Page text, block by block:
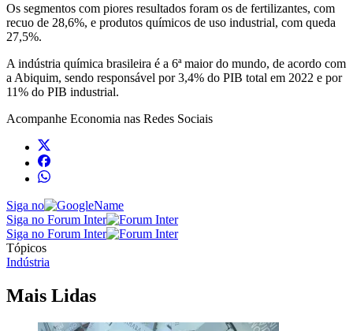
Os segmentos com piores resultados foram os de fertilizantes, com
recuo de 28,6%, e produtos químicos de uso industrial, com queda
27,5%.
A indústria química brasileira é a 6ª maior do mundo, de acordo com
a Abiquim, sendo responsável por 3,4% do PIB total em 2022 e por
11% do PIB industrial.
Acompanhe Economia nas Redes Sociais
Siga no
Siga no Forum Inter
Siga no Forum Inter
Tópicos
Indústria
Mais Lidas